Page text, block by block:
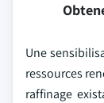
Une
ressources
raffinage